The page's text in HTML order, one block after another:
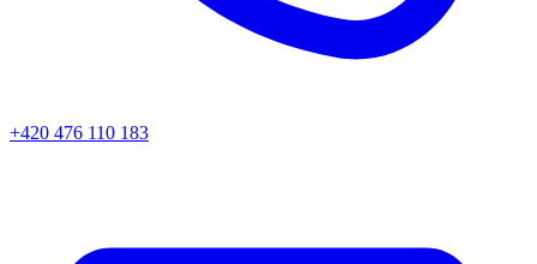
+420 476 110 183